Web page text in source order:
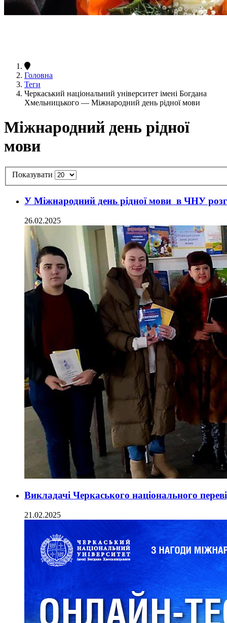
Головна
Теги
Черкаський національний університет імені Богдана
Хмельницького — Міжнародний день рідної мови
Міжнародний день рідної
мови
Показувати
У Міжнародний день рідної мови в ЧНУ
26.02.2025
Викладачі Черкаського національного
21.02.2025